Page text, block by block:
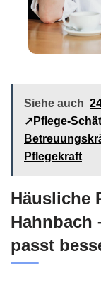
Siehe auch
↗️Pflege-
Pflegekraft
Häusliche
Hahnbach
passt